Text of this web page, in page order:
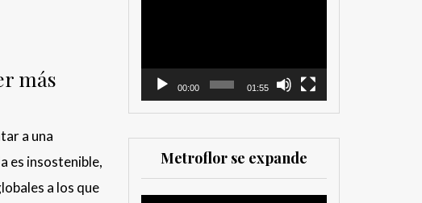
más
a una
es insostenible,
a los que
00:00 01:55
Metroflor se expande